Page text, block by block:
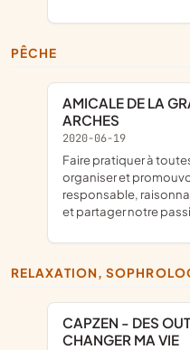
PÊCHE
AMICALE DE LA GRAVIÈRE DE JOUY-AUX-
ARCHES
2020-06-19
faire pratiquer à toutes personnes physiques la pêche ;
organiser et
responsable,
et partager notre
RELAXATION,
CAPZEN - DES OUTILS POUR CHOISIR ET
CHANGER MA VIE